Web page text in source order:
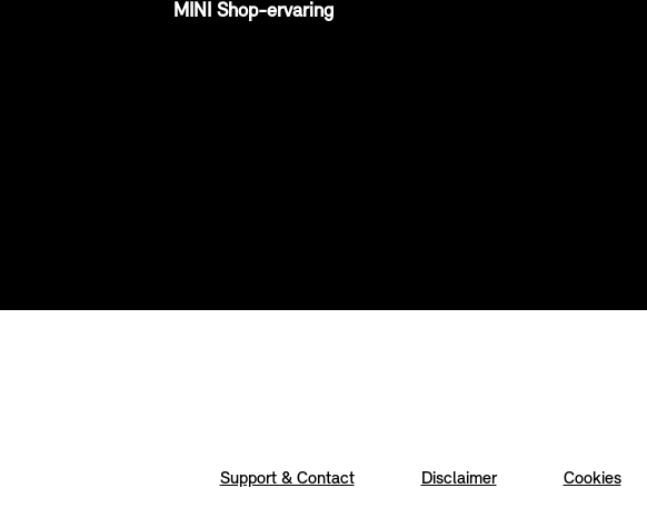
MINI Shop-ervaring
Support & Contact Disclaimer Cookies